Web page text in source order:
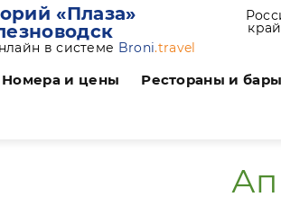
«Плаза»
в системе Broni.travel
Номера и цены Рестораны и бары